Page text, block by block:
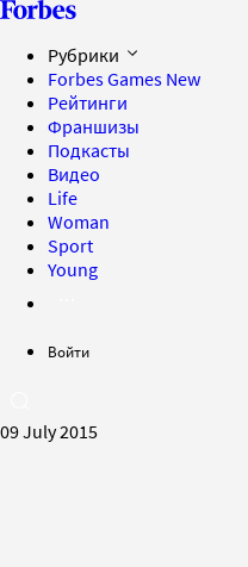
Рубрики
Forbes Games New
Рейтинги
Франшизы
Подкасты
Видео
Life
Woman
Sport
Young
Войти
09 July 2015